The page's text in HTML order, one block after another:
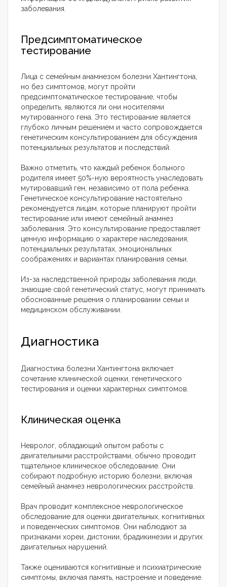
заболевания.
Предсимптоматическое
тестирование
Лица с семейным анамнезом болезни Хантингтона,
но без симптомов, могут пройти
предсимптоматическое тестирование, чтобы
определить, являются ли они носителями
мутированного гена. Это тестирование является
глубоко личным решением и часто сопровождается
генетическим консультированием для обсуждения
потенциальных результатов и последствий.
Важно отметить, что каждый ребенок больного
родителя имеет 50%-ную вероятность унаследовать
мутировавший ген, независимо от пола ребенка.
Генетическое консультирование настоятельно
рекомендуется лицам, которые планируют пройти
тестирование или имеют семейный анамнез
заболевания. Это консультирование предоставляет
ценную информацию о характере наследования,
потенциальных результатах, эмоциональных
соображениях и вариантах планирования семьи.
Из-за наследственной природы заболевания люди,
знающие свой генетический статус, могут принимать
обоснованные решения о планировании семьи и
медицинском обслуживании.
Диагностика
Диагностика болезни Хантингтона включает
сочетание клинической оценки, генетического
тестирования и оценки характерных симптомов.
Клиническая оценка
Невролог, обладающий опытом работы с
двигательными расстройствами, обычно проводит
тщательное клиническое обследование. Они
собирают подробную историю болезни, включая
семейный анамнез неврологических расстройств.
Врач проводит комплексное неврологическое
обследование для оценки двигательных, когнитивных
и поведенческих симптомов. Они наблюдают за
признаками хореи, дистонии, брадикинезии и других
двигательных нарушений.
Также оцениваются когнитивные и психиатрические
симптомы, включая память, настроение и поведение.